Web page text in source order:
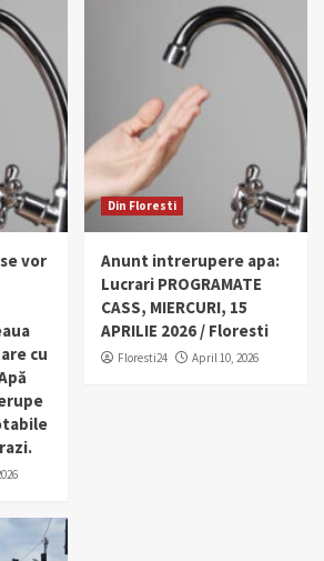
vor
cu
Din Floresti
Anunt intrerupere apa:
Lucrari PROGRAMATE
CASS, MIERCURI, 15
APRILIE 2026 / Floresti
Floresti24 April 10, 2026